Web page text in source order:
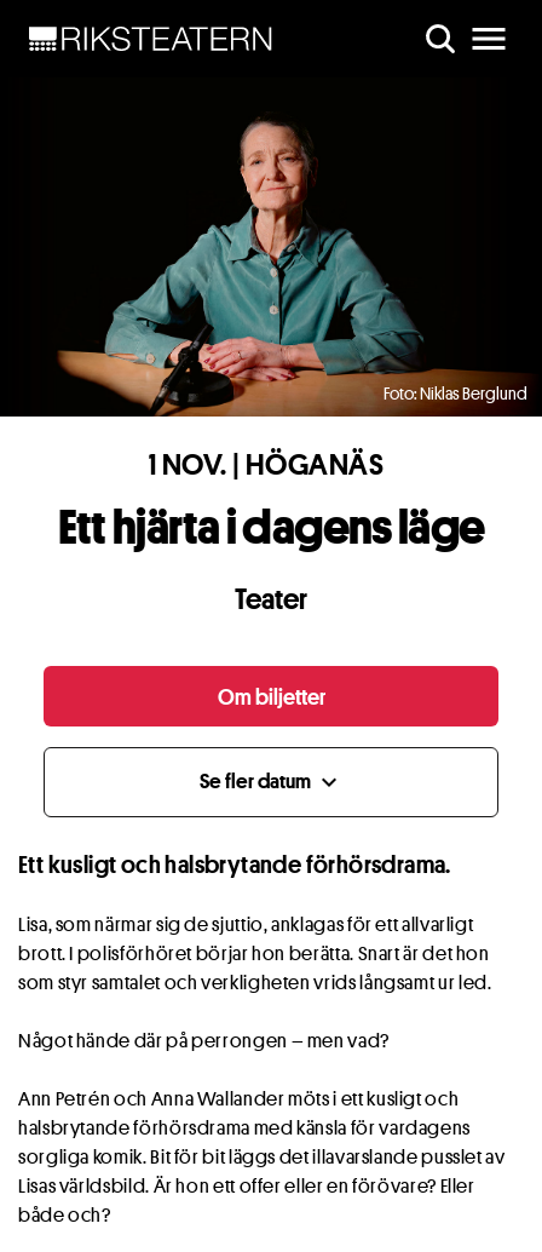
Foto: Niklas Berglund
1 NOV. | HÖGANÄS
Ett hjärta i dagens läge
Teater
Om biljetter
Se fler datum expand_more
Ett kusligt och halsbrytande förhörsdrama.
Lisa, som närmar sig de sjuttio, anklagas för ett allvarligt
brott. I polisförhöret börjar hon berätta. Snart är det hon
som styr samtalet och verkligheten vrids långsamt ur led.
Något hände där på perrongen – men vad?
Ann Petrén och Anna Wallander möts i ett kusligt och
halsbrytande förhörsdrama med känsla för vardagens
sorgliga komik. Bit för bit läggs det illavarslande pusslet av
Lisas världsbild. Är hon ett offer eller en förövare? Eller
både och?